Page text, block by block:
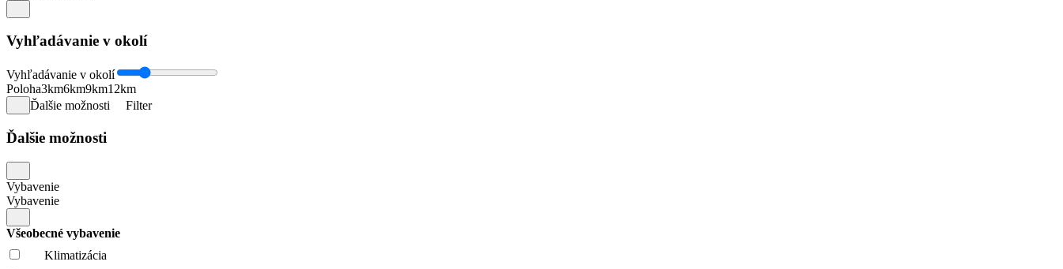
Vyhľadávanie v okolí
Vyhľadávanie v okolí
Poloha3km6km9km12km
Ďalšie možnosti
Filter
Ďalšie možnosti
Vybavenie
Vybavenie
Všeobecné vybavenie
Klimatizácia